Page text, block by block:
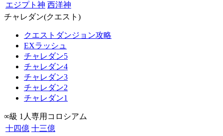
エジプト神 西洋神
チャレダン(クエスト)
クエストダンジョン攻略
EXラッシュ
チャレダン5
チャレダン4
チャレダン3
チャレダン2
チャレダン1
∞級 1人専用コロシアム
十四億 十三億